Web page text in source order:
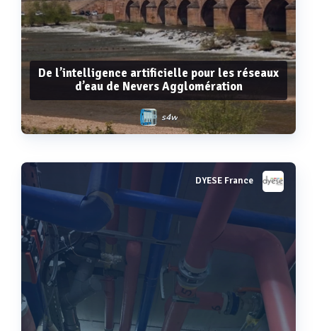
De l’intelligence artificielle pour les réseaux
d’eau de Nevers Agglomération
s4w
Voir plus DYESE France